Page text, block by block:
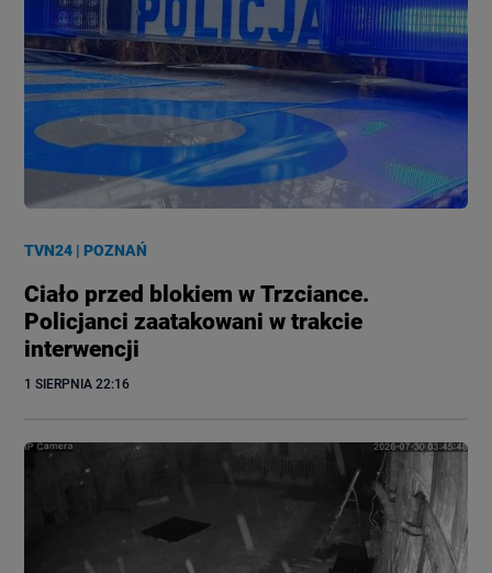
TVN24 |POZNAŃ
Ciało przed blokiem w Trzciance.
Policjanci zaatakowani w trakcie
interwencji
1 SIERPNIA 22:16